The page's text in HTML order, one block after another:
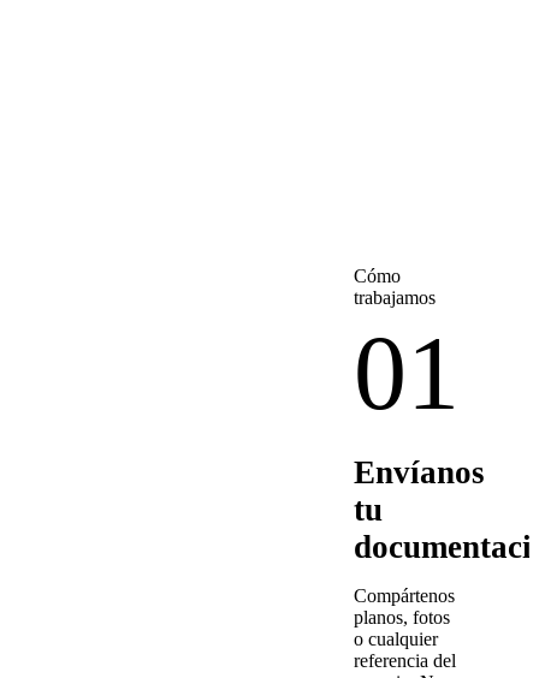
Cómo
trabajamos
01
Envíanos
tu
Compártenos
planos, fotos
o cualquier
referencia del